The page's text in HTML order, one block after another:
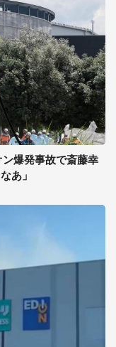
爆発事故で斎藤幸
あ」